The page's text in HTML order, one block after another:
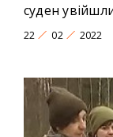
суден
22 02 2022